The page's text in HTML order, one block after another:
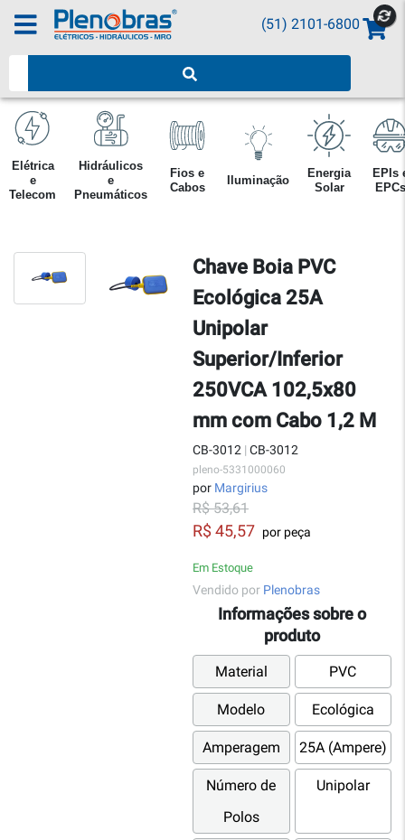
(51) 2101-6800
Elétrica
e
Telecom
Hidráulicos
e
Pneumáticos
Fios e
Cabos
Iluminação
Energia
Solar
EPIs
EPCs
Chave Boia PVC
Ecológica 25A
Unipolar
Superior/Inferior
250VCA 102,5x80
mm com Cabo 1,2 M
CB-3012 | CB-3012
pleno-5331000060
por Margirius
R$ 53,61
R$ 45,57 por peça
Em Estoque
Vendido por Plenobras
Informações sobre o
produto
Material PVC
Modelo Ecológica
Amperagem 25A (Ampere)
Número de
Polos
Unipolar